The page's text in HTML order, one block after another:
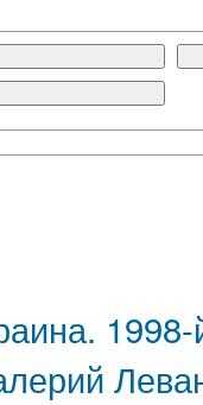
1998-